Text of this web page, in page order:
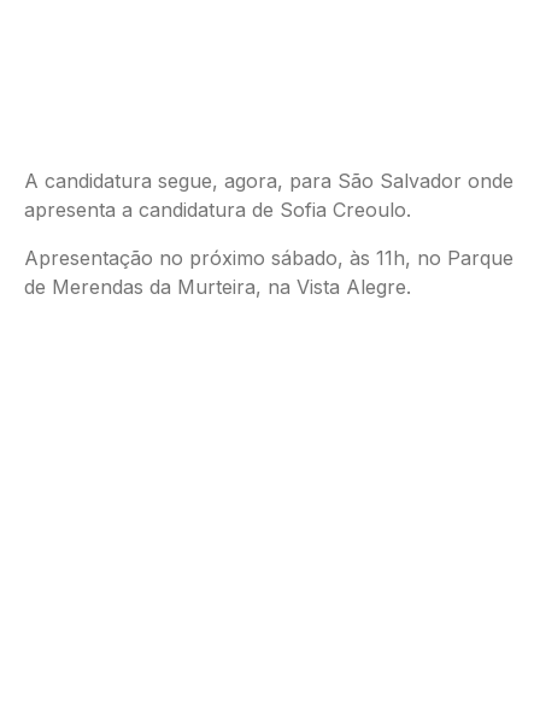
A candidatura segue, agora, para São Salvador onde
apresenta a candidatura de Sofia Creoulo.
Apresentação no próximo sábado, às 11h, no Parque
de Merendas da Murteira, na Vista Alegre.